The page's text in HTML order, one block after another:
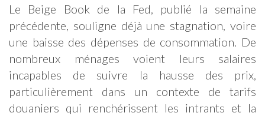
Le Beige Book de la Fed, publié la semaine
précédente, souligne déjà une stagnation, voire
une baisse des dépenses de consommation. De
nombreux ménages voient leurs salaires
incapables de suivre la hausse des prix,
particulièrement dans un contexte de tarifs
douaniers qui renchérissent les intrants et la